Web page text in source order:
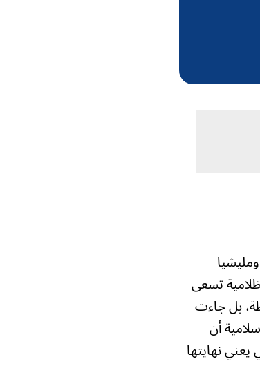
ومليشيا
تسعى
بل جاءت
الحركة الإسلامية أن
نهايتها